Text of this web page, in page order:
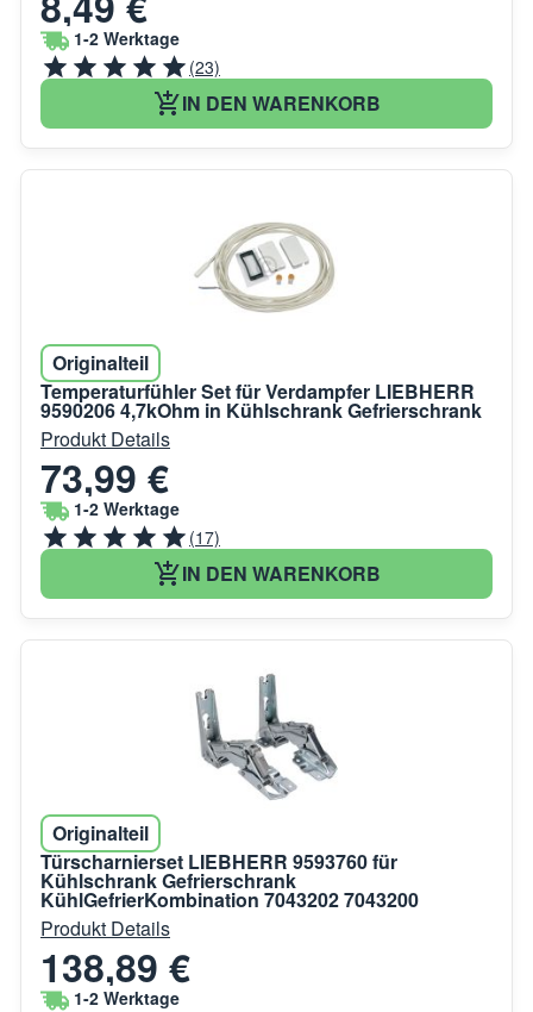
1-2 Werktage
(23)
IN DEN WARENKORB
Originalteil
Temperaturfühler Set für Verdampfer LIEBHERR
9590206 4,7kOhm in Kühlschrank Gefrierschrank
Produkt Details
73,99 €
1-2 Werktage
(17)
IN DEN WARENKORB
Originalteil
Türscharnierset LIEBHERR 9593760 für
Kühlschrank Gefrierschrank
KühlGefrierKombination 7043202 7043200
Produkt Details
138,89 €
1-2 Werktage